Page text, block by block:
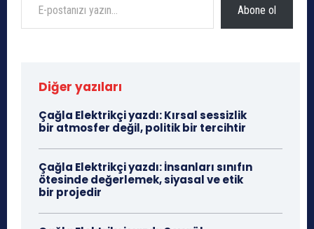
Abone ol
Diğer yazıları
Çağla Elektrikçi yazdı: Kırsal sessizlik
bir atmosfer değil, politik bir tercihtir
Çağla Elektrikçi yazdı: İnsanları sınıfın
ötesinde değerlemek, siyasal ve etik
bir projedir